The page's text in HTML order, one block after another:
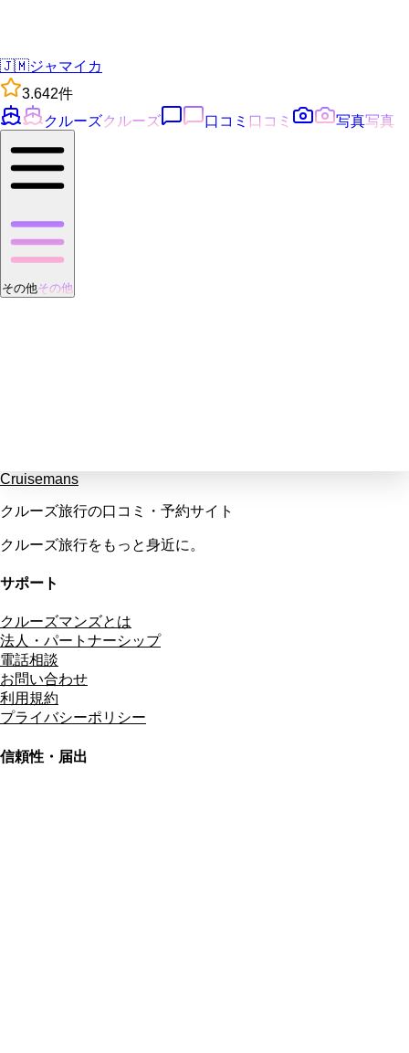
🇯🇲ジャマイカ
3.642件
クルーズクルーズ 口コミ 口コミ 写真写真
その他その他
Cruisemans
クルーズ旅行の口コミ・予約サイト
クルーズ旅行をもっと身近に。
サポート
クルーズマンズとは
法人・パートナーシップ
電話相談
お問い合わせ
利用規約
プライバシーポリシー
信頼性・届出